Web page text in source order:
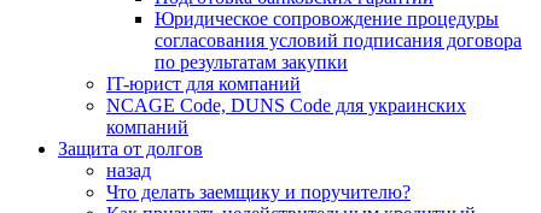
Юридическое сопровождение процедуры
согласования условий подписания договора
по результатам закупки
IT-юрист для компаний
NCAGE Code, DUNS Code для украинских
компаний
Защита от долгов
назад
Что делать заемщику и поручителю?